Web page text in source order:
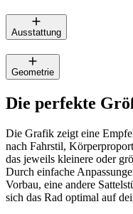
Ausstattung
Geometrie
Die perfekte
Die Grafik zeigt eine
nach Fahrstil,
das jeweils kleinere oder
Durch einfache
Vorbau, eine andere
sich das Rad optimal auf